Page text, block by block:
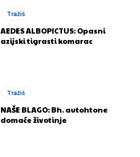
Tražiš
AEDES ALBOPICTUS: Opasni
azijski tigrasti komarac
Tražiš
NAŠE BLAGO: Bh. autohtone
domaće životinje